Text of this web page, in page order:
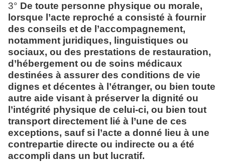
3° De toute personne physique ou morale,
lorsque l’acte reproché a consisté à fournir
des conseils et de l’accompagnement,
notamment juridiques, linguistiques ou
sociaux, ou des prestations de restauration,
d’hébergement ou de soins médicaux
destinées à assurer des conditions de vie
dignes et décentes à l’étranger, ou bien toute
autre aide visant à préserver la dignité ou
l’intégrité physique de celui-ci, ou bien tout
transport directement lié à l’une de ces
exceptions, sauf si l’acte a donné lieu à une
contrepartie directe ou indirecte ou a été
accompli dans un but lucratif.